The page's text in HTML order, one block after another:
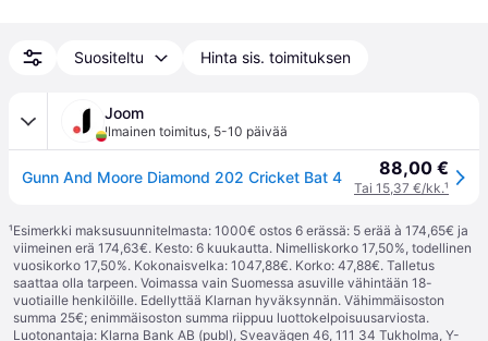
Suositeltu Hinta sis. toimituksen
Joom
Ilmainen toimitus, 5-10 päivää
Gunn And Moore Diamond 202 Cricket Bat 4 88,00 €
Tai 15,37 €/kk.¹
¹Esimerkki maksusuunnitelmasta: 1000€ ostos 6 erässä: 5 erää à 174,65€ ja
viimeinen erä 174,63€. Kesto: 6 kuukautta. Nimelliskorko 17,50%, todellinen
vuosikorko 17,50%. Kokonaisvelka: 1047,88€. Korko: 47,88€. Talletus
saattaa olla tarpeen. Voimassa vain Suomessa asuville vähintään 18-
vuotiaille henkilöille. Edellyttää Klarnan hyväksynnän. Vähimmäisoston
summa 25€; enimmäisoston summa riippuu luottokelpoisuusarviosta.
Luotonantaja: Klarna Bank AB (publ), Sveavägen 46, 111 34 Tukholma, Y-